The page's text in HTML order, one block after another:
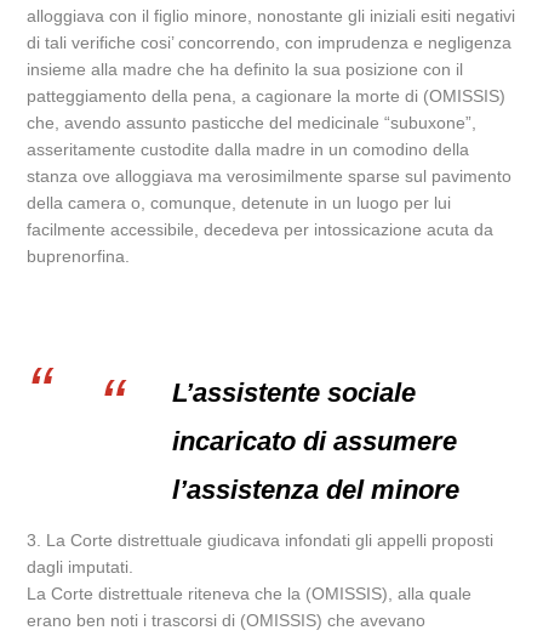
alloggiava con il figlio minore, nonostante gli iniziali esiti negativi
di tali verifiche cosi’ concorrendo, con imprudenza e negligenza
insieme alla madre che ha definito la sua posizione con il
patteggiamento della pena, a cagionare la morte di (OMISSIS)
che, avendo assunto pasticche del medicinale “subuxone”,
asseritamente custodite dalla madre in un comodino della
stanza ove alloggiava ma verosimilmente sparse sul pavimento
della camera o, comunque, detenute in un luogo per lui
facilmente accessibile, decedeva per intossicazione acuta da
buprenorfina.
L’assistente sociale
incaricato di assumere
l’assistenza del minore
3. La Corte distrettuale giudicava infondati gli appelli proposti
dagli imputati.
La Corte distrettuale riteneva che la (OMISSIS), alla quale
erano ben noti i trascorsi di (OMISSIS) che avevano